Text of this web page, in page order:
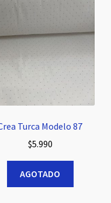
Turca Modelo 87
$5.990
AGOTADO